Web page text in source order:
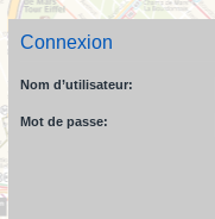
Connexion
Nom d’utilisateur:
Mot de passe: